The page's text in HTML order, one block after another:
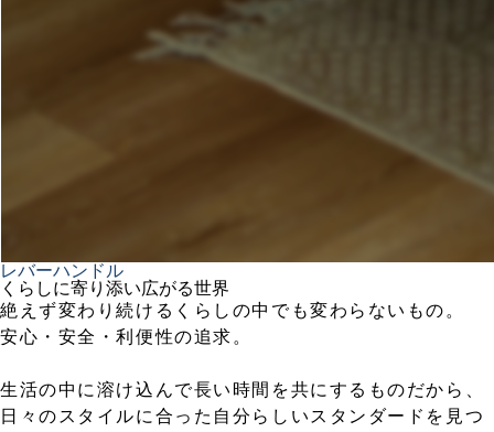
レバーハンドル
くらしに寄り添い広がる世界
絶えず変わり続けるくらしの中でも変わらないもの。
安心・安全・利便性の追求。
生活の中に溶け込んで長い時間を共にするものだから、
日々のスタイルに合った自分らしいスタンダードを見つ